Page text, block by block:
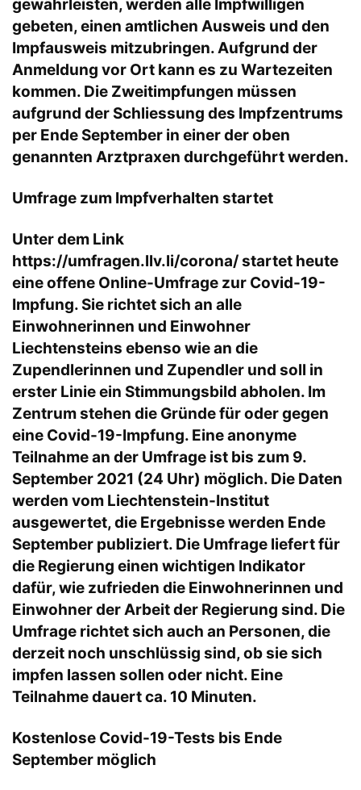
gewährleisten, werden alle Impfwilligen
gebeten, einen amtlichen Ausweis und den
Impfausweis mitzubringen. Aufgrund der
Anmeldung vor Ort kann es zu Wartezeiten
kommen. Die Zweitimpfungen müssen
aufgrund der Schliessung des Impfzentrums
per Ende September in einer der oben
genannten Arztpraxen durchgeführt werden.
Umfrage zum Impfverhalten startet
Unter dem Link
https://umfragen.llv.li/corona/startet heute
eine offene Online-Umfrage zur Covid-19-
Impfung. Sie richtet sich an alle
Einwohnerinnen und Einwohner
Liechtensteins ebenso wie an die
Zupendlerinnen und Zupendler und soll in
erster Linie ein Stimmungsbild abholen. Im
Zentrum stehen die Gründe für oder gegen
eine Covid-19-Impfung. Eine anonyme
Teilnahme an der Umfrage ist bis zum 9.
September 2021 (24 Uhr) möglich. Die Daten
werden vom Liechtenstein-Institut
ausgewertet, die Ergebnisse werden Ende
September publiziert. Die Umfrage liefert für
die Regierung einen wichtigen Indikator
dafür, wie zufrieden die Einwohnerinnen und
Einwohner der Arbeit der Regierung sind. Die
Umfrage richtet sich auch an Personen, die
derzeit noch unschlüssig sind, ob sie sich
impfen lassen sollen oder nicht. Eine
Teilnahme dauert ca. 10 Minuten.
Kostenlose Covid-19-Tests bis Ende
September möglich